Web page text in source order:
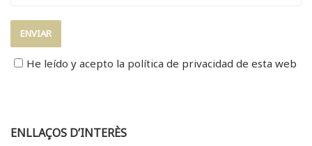
He leído y acepto la política de privacidad de esta web
ENLLAÇOS D’INTERÈS